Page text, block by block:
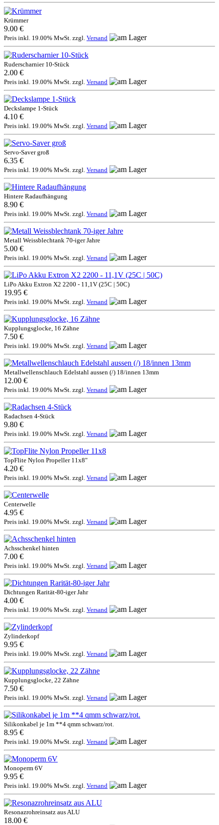
Krümmer
9.00 €
Preis inkl. 19.00% MwSt. zzgl. Versand
Ruderscharnier 10-Stück
2.00 €
Preis inkl. 19.00% MwSt. zzgl. Versand
Deckslampe 1-Stück
4.10 €
Preis inkl. 19.00% MwSt. zzgl. Versand
Servo-Saver groß
6.35 €
Preis inkl. 19.00% MwSt. zzgl. Versand
Hintere Radaufhängung
8.90 €
Preis inkl. 19.00% MwSt. zzgl. Versand
Metall Weissblechtank 70-iger Jahre
5.00 €
Preis inkl. 19.00% MwSt. zzgl. Versand
LiPo Akku Extron X2 2200 - 11,1V (25C | 50C)
19.95 €
Preis inkl. 19.00% MwSt. zzgl. Versand
Kupplungsglocke, 16 Zähne
7.50 €
Preis inkl. 19.00% MwSt. zzgl. Versand
Metallwellenschlauch Edelstahl aussen (/) 18/innen 13mm
12.00 €
Preis inkl. 19.00% MwSt. zzgl. Versand
Radachsen 4-Stück
9.80 €
Preis inkl. 19.00% MwSt. zzgl. Versand
TopFlite Nylon Propeller 11x8"
4.20 €
Preis inkl. 19.00% MwSt. zzgl. Versand
Centerwelle
4.95 €
Preis inkl. 19.00% MwSt. zzgl. Versand
Achsschenkel hinten
7.00 €
Preis inkl. 19.00% MwSt. zzgl. Versand
Dichtungen Rarität-80-iger Jahr
4.00 €
Preis inkl. 19.00% MwSt. zzgl. Versand
Zylinderkopf
9.95 €
Preis inkl. 19.00% MwSt. zzgl. Versand
Kupplungsglocke, 22 Zähne
7.50 €
Preis inkl. 19.00% MwSt. zzgl. Versand
Silikonkabel je 1m **4 qmm schwarz/rot.
8.95 €
Preis inkl. 19.00% MwSt. zzgl. Versand
Monoperm 6V
9.95 €
Preis inkl. 19.00% MwSt. zzgl. Versand
Resonazrohreinsatz aus ALU
18.00 €